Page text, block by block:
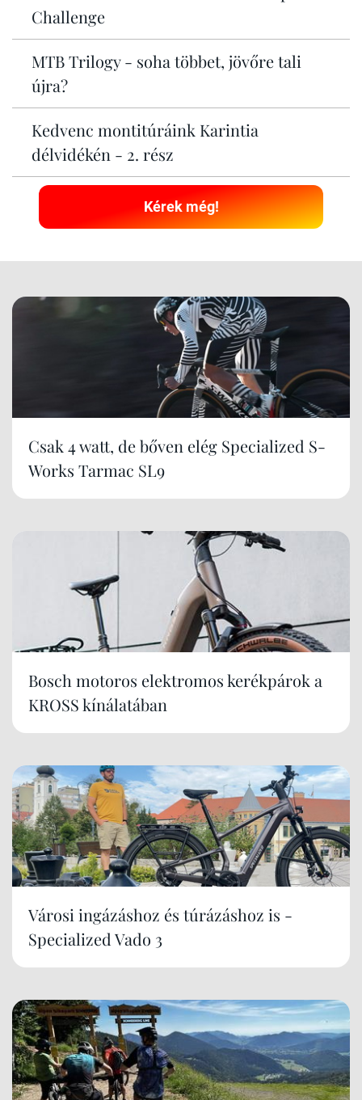
Challenge
MTB Trilogy - soha többet, jövőre tali
újra?
Kedvenc montitúráink Karintia
délvidékén - 2. rész
Kérek még!
Csak 4 watt, de bőven elég Specialized S-
Works Tarmac SL9
Bosch motoros elektromos kerékpárok a
KROSS kínálatában
Városi ingázáshoz és túrázáshoz is -
Specialized Vado 3